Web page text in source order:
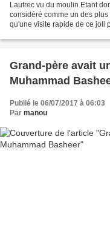
Lautrec vu du moulin Etant
considéré comme un des
qu'une visite rapide de ce joli
Grand-père avait
Muhammad
Publié le 06/07/2017 à 06:03
Par manou